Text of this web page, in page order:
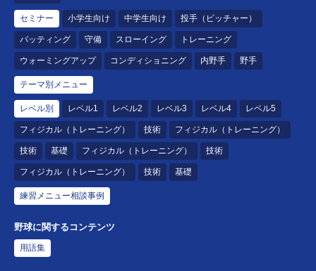
セミナー 小学生向け 中学生向け 投手（ピッチャー）
バッティング 守備 スローイング トレーニング
ウォーミングアップ コンディショニング 内野手 野手
テーマ別メニュー
レベル別 レベル1 レベル2 レベル3 レベル4 レベル5
フィジカル（トレーニング） 技術 フィジカル（トレーニング）
技術 基礎 フィジカル（トレーニング） 技術
フィジカル（トレーニング） 技術 基礎
練習メニュー相談事例
野球に関するコンテンツ
用語集